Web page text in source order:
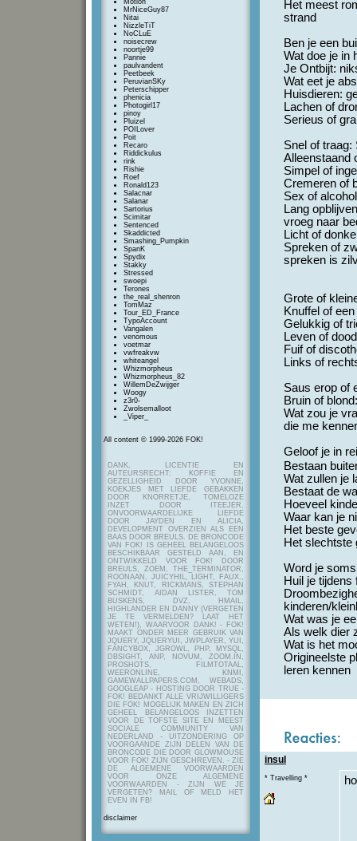
Motion
MrNiceGuy87
Nitai
NizzleTiT
NoCLuE
noisecrew
noortje99
Pannie
paulvandent
Peetbeek
PeruvianSKy
Peterschipper
phenicia
Photogirl17
pinoy
Pluizel
POILover
Poit
Recaro
Riddickulus
rink
Rishie
Roef
Ronald123
Salacnar
Salanar
Sartorius
Scimitar
Sentenced
Skaddicted
Smashing_Pumpkin
SpanK
Spydix
Stakky
Stressed
swoepi
Terones
the_real_shenron
TomMaz
Tour_ED_France
TypoAccount
Vangalen
venomous
voetmar
vwfreakvw
whiteangel
Whizmorpheus
Whizmorpheus_82
WillemDeZwijger
Woogy
z3r0-
Zwolsemalloot
_Viper_
All content © 1999-2026 FOK!
DANK, LICENTIE EN
AUTEURSRECHT: KOFFIE EN
GEZELLIGHEID DOOR YVONNE,
KOEKJES MET LIEFDE GEBAKKEN
DOOR KNORRETJE, TOMELOZE
INZET DOOR ITEEJER,
ONVOORWAARDELIJKE LIEFDE
DOOR JAYDEN EN ALICIA,
DEVELOPMENT OVERZIEN ALS EEN
BAAS DOOR BREULS. DE BRONCODE
VAN FOK! IS GEHEEL BELANGELOOS
BESCHIKBAAR GESTELD AAN, EN
ONTWIKKELD VOOR FOK! DOOR
BREULS, ZOEM, THE_TERMINATOR,
ROONAAN, JUICYHIL, LIGHT, FAUX.,
FYAH, KNUT, RICKMANS, STEPHAN
SCHMIDT, AIDAN LISTER, TOM
BUSKENS, DVZ, HMAIL,
HIGHLANDER EN DANNY (VERGETEN
JE TE VERMELDEN? LAAT HET
WETEN!), WAARVOOR DANK! - FOK!
MAAKT ONDER MEER GEBRUIK VAN
JQUERY, JQUERYUI, JWPLAYER, YUI,
FANCYBOX, JGROWL, PHP, MYSQL,
DBSIGHT, ANP, NOVUM, ZOOM.IN,
PROSHOTS, FILMTOTAAL,
WEERONLINE, KNMI,
GAMEWALLPAPERS.COM, WEBADS,
GOOGLEAP - HOSTING DOOR TRUE -
FOK! BEDANKT ALLE VRIJWILLIGERS
DIE FOK! MOGELIJK MAKEN EN ZICH
GEHEEL BELANGELOOS INZETTEN
VOOR DE TOFSTE SITE EN MEEST
SOCIALE COMMUNITY VAN
NEDERLAND - UITZONDERING OP
VOORGAANDE ZIJN DELEN VAN DE
BRONCODE DIE DOOR GLOWMOUSE
VOOR FOK! ZIJN GESCHREVEN. - ZIE
DE ALGEMENE VOORWAARDEN
VOOR ONZE ALGEMENE
VOORWAARDEN - ZIJN WE JE
VERGETEN? MAIL OF MELD HET
EVEN IN FB!
disclaimer
Het meest
strand
Ben je een
Wat doe je in
Je Ontbijt:
Wat eet je
Huisdieren:
Lachen of
Serieus of
Snel of traag:
Alleenstaand
Simpel of
Cremeren of
Sex of
Lang
vroeg naar
Licht of
Spreken of
spreken is
Grote of
Knuffel of
Gelukkig of
Leven of
Fuif of
Links of
Saus erop of
Bruin of
Wat zou je
die me
Geloof je in
Bestaan
Wat zullen je
Bestaat de
Hoeveel
Waar kan je
Het beste
Het slechtste
Word je
Huil je tijdens
kinderen/
Wat was je
Als welk dier
Wat is het
Origineelste
leren kennen
insul
* Travelling *